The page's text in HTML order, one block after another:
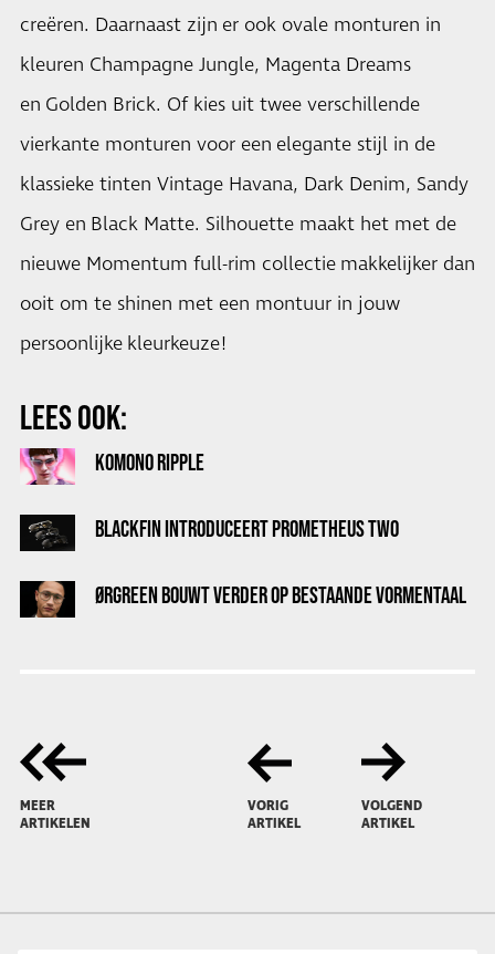
creëren. Daarnaast zijn er ook ovale monturen in
kleuren Champagne Jungle, Magenta Dreams
en Golden Brick. Of kies uit twee verschillende
vierkante monturen voor een elegante stijl in de
klassieke tinten Vintage Havana, Dark Denim, Sandy
Grey en Black Matte. Silhouette maakt het met de
nieuwe Momentum full-rim collectie makkelijker dan
ooit om te shinen met een montuur in jouw
persoonlijke kleurkeuze!
LEES OOK:
KOMONO RIPPLE
BLACKFIN INTRODUCEERT PROMETHEUS TWO
ØRGREEN BOUWT VERDER OP BESTAANDE VORMENTAAL
MEER
ARTIKELEN
VORIG
ARTIKEL
VOLGEND
ARTIKEL